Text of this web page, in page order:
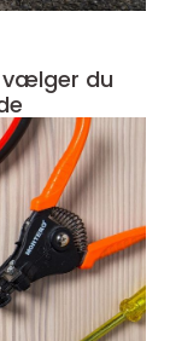
vælger du